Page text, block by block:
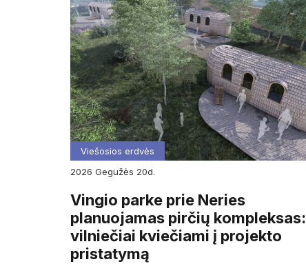
Viešosios erdvės
2026
gegužės 20d.
Vingio parke prie Neries
planuojamas pirčių kompleksas:
vilniečiai kviečiami į projekto
pristatymą